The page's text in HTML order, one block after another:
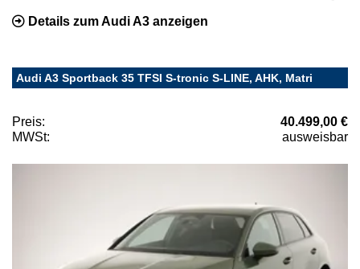
Details zum Audi A3 anzeigen
Audi A3 Sportback 35 TFSI S-tronic S-LINE, AHK, Matri
Preis:
40.499,00 €
MWSt:
ausweisbar